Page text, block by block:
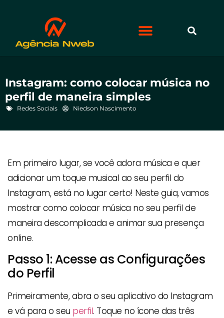
Instagram: como colocar música no
perfil de maneira simples
Redes Sociais Niedson Nascimento
Em primeiro lugar, se você adora música e quer
adicionar um toque musical ao seu perfil do
Instagram, está no lugar certo! Neste guia, vamos
mostrar como colocar música no seu perfil de
maneira descomplicada e animar sua presença
online.
Passo 1: Acesse as Configurações
do Perfil
Primeiramente, abra o seu aplicativo do Instagram
e vá para o seu perfil. Toque no ícone das três